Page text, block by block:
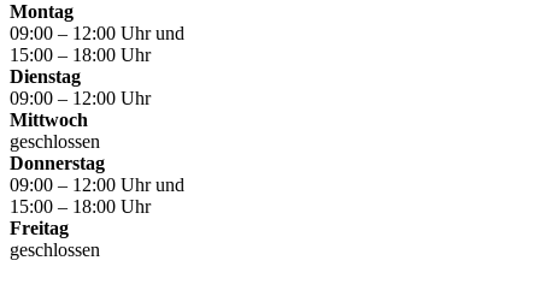
Montag
09:00 – 12:00 Uhr und
15:00 – 18:00 Uhr
Dienstag
09:00 – 12:00 Uhr
Mittwoch
geschlossen
Donnerstag
09:00 – 12:00 Uhr und
15:00 – 18:00 Uhr
Freitag
geschlossen